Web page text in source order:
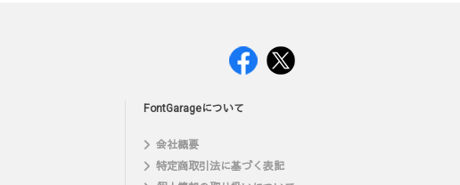
FontGarageについて
会社概要
特定商取引法に基づく表記